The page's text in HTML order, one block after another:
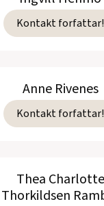
Kontakt forfattar!
Anne Rivenes
Kontakt forfattar!
Thea Charlotte
Thorkildsen